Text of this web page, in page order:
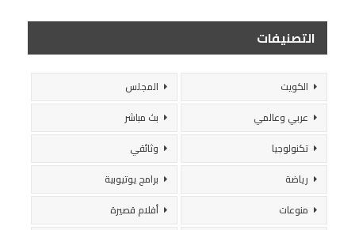
التصنيفات
الكويت
المجلس
عربي وعالمي
بث مباشر
تكنولوجيا
وثائقي
رياضة
برامج يوتيوبية
منوعات
أفلام قصيرة